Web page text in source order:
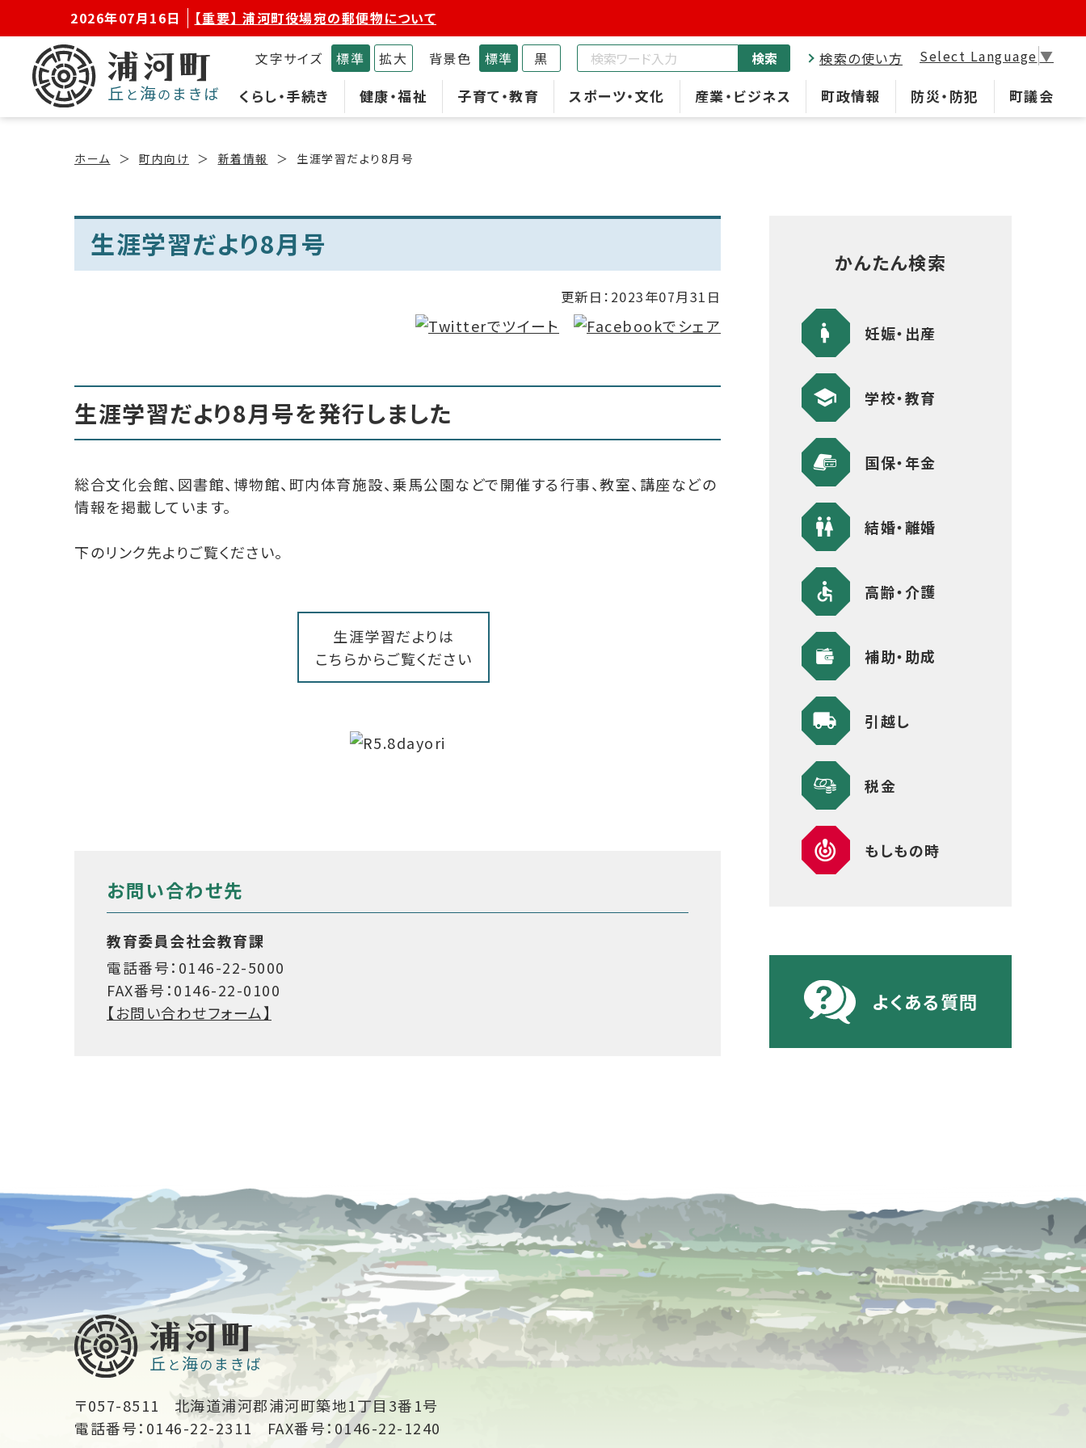
2026年07月16日 【重要】 浦河町役場宛の郵便物について
くらし・手続き 健康・福祉 子育て・教育 スポーツ・文化 産業・ビジネス 町政情報 防災・防犯 町議会
文字サイズ 標準 拡大 背景色 標準 黒 検索 検索の使い方 Select Language ▼
ホーム 町内向け 新着情報 生涯学習だより8月号
生涯学習だより8月号
更新日： 2023年07月31日
生涯学習だより8月号を発行しました
総合文化会館、図書館、博物館、町内体育施設、乗馬公園などで開催する行事、教室、講座などの
情報を掲載しています。
下のリンク先よりご覧ください。
生涯学習だよりは
こちらからご覧ください
お問い合わせ先
教育委員会社会教育課
電話番号：0146-22-5000
FAX番号：0146-22-0100
【お問い合わせフォーム】
かんたん検索
妊娠・出産
学校・教育
国保・年金
結婚・離婚
高齢・介護
補助・助成
引越し
税金
もしもの時
よくある質問
〒057-8511
北海道浦河郡浦河町築地1丁目3番1号
電話番号：0146-22-2311
FAX番号：0146-22-1240